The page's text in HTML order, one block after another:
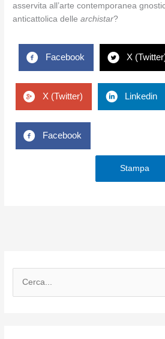
asservita all’arte contemporanea
anticattolica dellearchistar?
Facebook X
X (Twitter) Linkedin
Facebook
Stampa